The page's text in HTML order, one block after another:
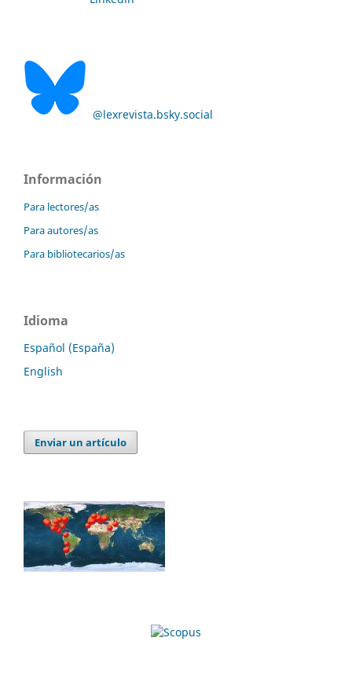
@lexrevista.bsky.social
Información
Para lectores/as
Para autores/as
Para bibliotecarios/as
Idioma
Español (España)
English
Enviar un artículo